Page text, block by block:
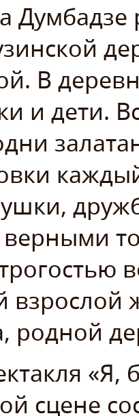
Думбадзе
В
и дети.
родной
сцене